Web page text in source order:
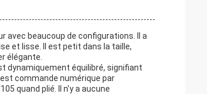
avec beaucoup de configurations. Il a
et lisse. Il est petit dans la taille,
élégante.
dynamiquement équilibré, signifiant
commande numérique par
quand plié. Il n'y a aucune